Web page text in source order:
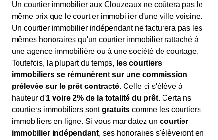
Un courtier immobilier aux Clouzeaux ne coûtera pas le
même prix que le courtier immobilier d'une ville voisine.
Un courtier immobilier indépendant ne facturera pas les
mêmes honoraires qu'un courtier immobilier rattaché à
une agence immobilière ou à une société de courtage.
Toutefois, la plupart du temps, les courtiers
immobiliers se rémunèrent sur une commission
prélevée sur le prêt contracté. Celle-ci s'élève à
hauteur d'1 voire 2% de la totalité du prêt. Certains
courtiers immobiliers sontgratuits comme les courtiers
immobiliers en ligne. Si vous mandatez un courtier
immobilier indépendant, ses honoraires s'élèveront en